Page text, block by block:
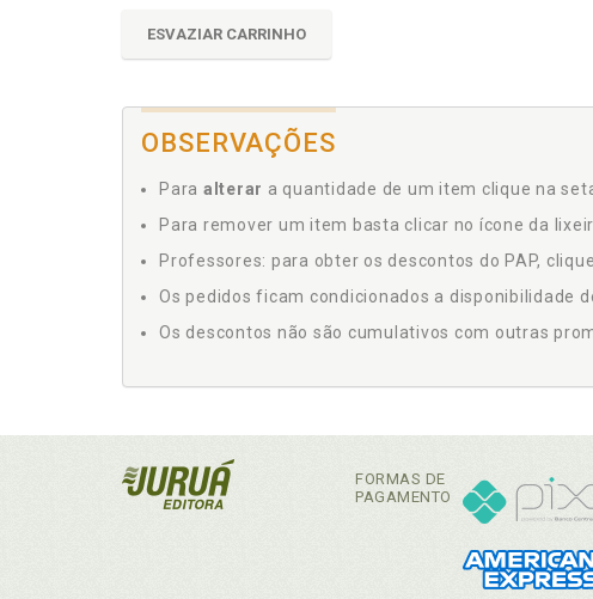
ESVAZIAR CARRINHO
OBSERVAÇÕES
Para alterar a quantidade de um item clique na
Para remover um item basta clicar no ícone da
Professores: para obter os descontos do PAP,
Os pedidos ficam condicionados a disponibilidade
Os descontos não são cumulativos com outras
FORMAS DE
PAGAMENTO